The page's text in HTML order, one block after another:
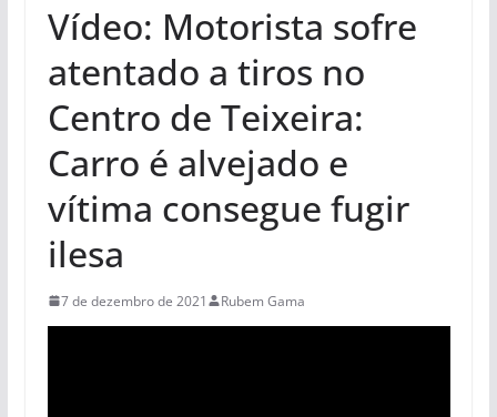
Vídeo: Motorista sofre
atentado a tiros no
Centro de Teixeira:
Carro é alvejado e
vítima consegue fugir
ilesa
7 de dezembro de 2021 Rubem Gama